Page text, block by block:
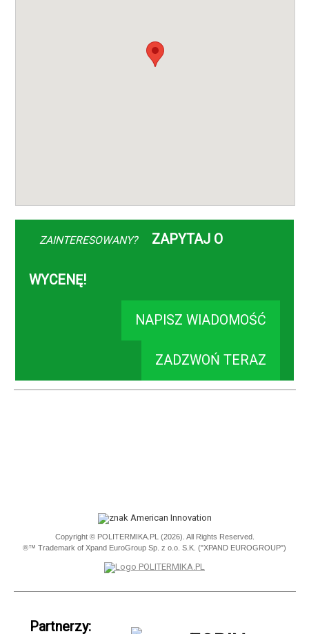
ZAINTERESOWANY? ZAPYTAJ O
WYCENĘ!
NAPISZ WIADOMOŚĆ
ZADZWOŃ TERAZ
Copyright © POLITERMIKA.PL (2026). All Rights Reserved.
®™ Trademark of Xpand EuroGroup Sp. z o.o. S.K. ("XPAND EUROGROUP")
Partnerzy: